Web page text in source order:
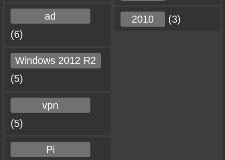
2010 (3)
ad
(6)
Windows 2012 R2
(5)
vpn
(5)
Pi